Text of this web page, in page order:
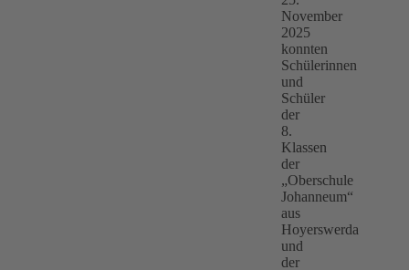
November
2025
konnten
Schülerinnen
und
Schüler
der
8.
Klassen
der
„Oberschule
Johanneum“
aus
Hoyerswerda
und
der